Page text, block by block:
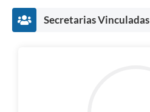
Serviços OnlineSecretarias Vinculadas